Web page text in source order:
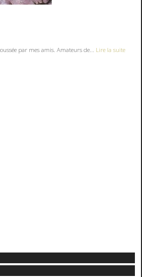
par mes amis. Amateurs de... Lire la suite